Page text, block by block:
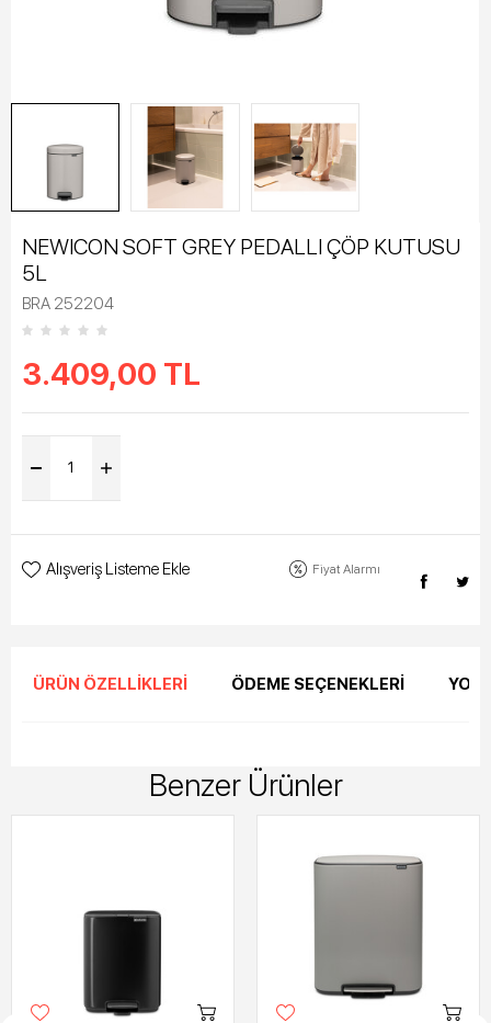
NEWICON SOFT GREY PEDALLI ÇÖP KUTUSU
5L
BRA 252204
3.409,00 TL
Alışveriş Listeme Ekle Fiyat Alarmı
ÜRÜN ÖZELLIKLERI ÖDEME SEÇENEKLERI
Benzer Ürünler